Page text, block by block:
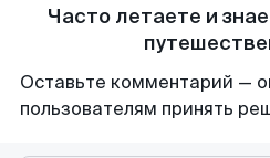
Часто летаете и
Оставьте комментарий —
пользователям принять